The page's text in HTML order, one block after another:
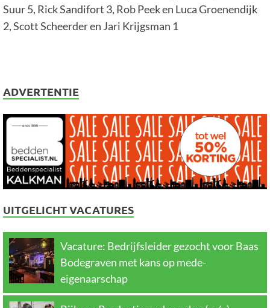
Suur 5, Rick Sandifort 3, Rob Peek en Luca Groenendijk
2, Scott Scheerder en Jari Krijgsman 1
ADVERTENTIE
UITGELICHT VACATURES
Vacature: Bedrijfsleider gezocht voor Baas
Bodegraven met kans op mede-
eigenaarschap